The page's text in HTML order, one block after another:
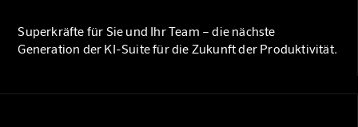
Superkräfte für Sie und Ihr Team – die nächste
Generation der KI-Suite für die Zukunft der Produktivität.